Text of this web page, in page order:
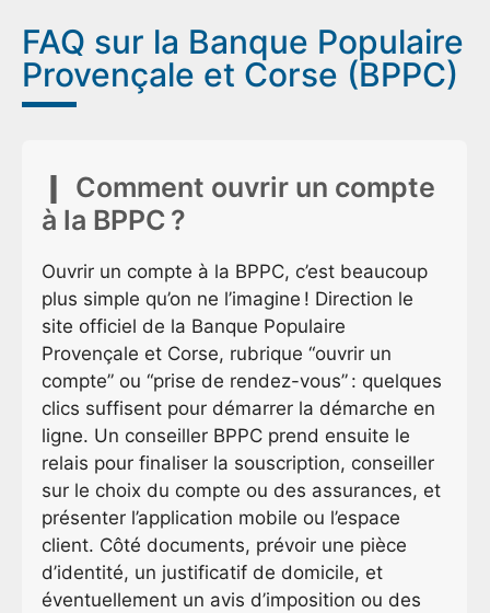
FAQ sur la Banque Populaire
Provençale et Corse (BPPC)
Comment ouvrir un compte
à la BPPC ?
Ouvrir un compte à la BPPC, c’est beaucoup
plus simple qu’on ne l’imagine ! Direction le
site officiel de la Banque Populaire
Provençale et Corse, rubrique “ouvrir un
compte” ou “prise de rendez-vous” : quelques
clics suffisent pour démarrer la démarche en
ligne. Un conseiller BPPC prend ensuite le
relais pour finaliser la souscription, conseiller
sur le choix du compte ou des assurances, et
présenter l’application mobile ou l’espace
client. Côté documents, prévoir une pièce
d’identité, un justificatif de domicile, et
éventuellement un avis d’imposition ou des